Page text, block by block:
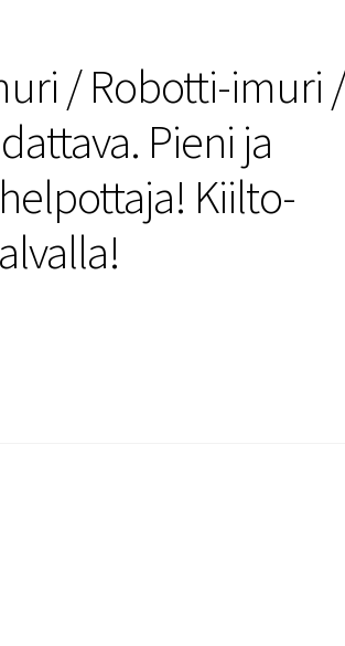
/ Robotti-imuri /
Pieni ja
Kiilto-